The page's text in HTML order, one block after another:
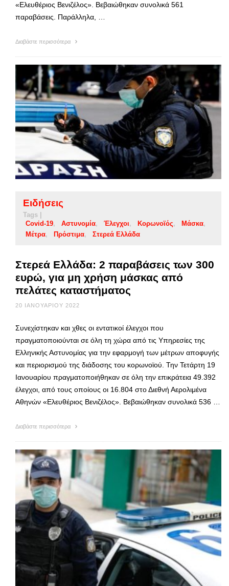
«Ελευθέριος Βενιζέλος». Βεβαιώθηκαν συνολικά 561
παραβάσεις. Παράλληλα, …
Διαβάστε περισσότερα
Ειδήσεις
Tags |
Covid-19
Αστυνομία Έλεγχοι Κορωνοϊός
Μάσκα
Μέτρα
Πρόστιμα Στερεά Ελλάδα
Στερεά Ελλάδα: 2 παραβάσεις των 300
ευρώ, για μη χρήση μάσκας από
πελάτες καταστήματος
20 ΙΑΝΟΥΑΡΊΟΥ 2022
Συνεχίστηκαν και χθες οι εντατικοί έλεγχοι που
πραγματοποιούνται σε όλη τη χώρα από τις Υπηρεσίες της
Ελληνικής Αστυνομίας για την εφαρμογή των μέτρων αποφυγής
και περιορισμού της διάδοσης του κορωνοϊού. Την Τετάρτη 19
Ιανουαρίου πραγματοποιήθηκαν σε όλη την επικράτεια 49.392
έλεγχοι, από τους οποίους οι 16.804 στο Διεθνή Αερολιμένα
Αθηνών «Ελευθέριος Βενιζέλος». Βεβαιώθηκαν συνολικά 536 …
Διαβάστε περισσότερα